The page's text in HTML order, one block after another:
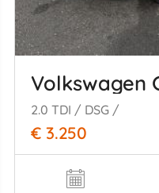
Volkswagen
2.0 TDI / DSG /
€ 3.250